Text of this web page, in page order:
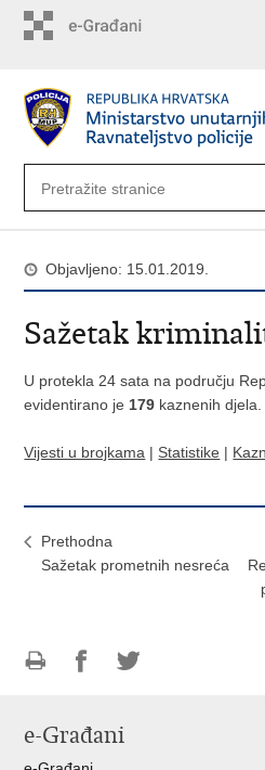
Objavljeno: 15.01.2019.
Sažetak
U protekla 24 sata na području
evidentirano je 179 kaznenih djela.
Vijesti u brojkama | Statistike |
Prethodna
Sažetak prometnih nesreća
FacebookuTwitteru
e-Građani